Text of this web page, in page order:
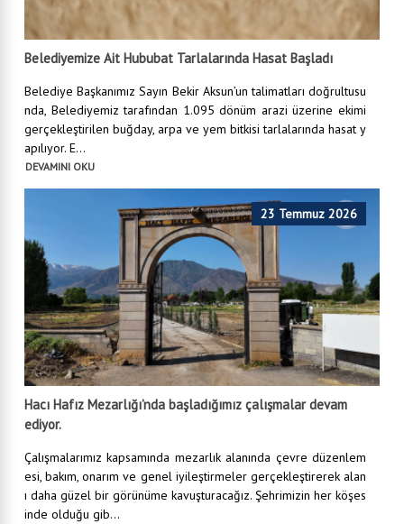
Belediyemize Ait Hububat Tarlalarında Hasat Başladı
Belediye Başkanımız Sayın Bekir Aksun’un talimatları doğrultusu
nda, Belediyemiz tarafından 1.095 dönüm arazi üzerine ekimi
gerçekleştirilen buğday, arpa ve yem bitkisi tarlalarında hasat y
apılıyor. E...
DEVAMINI OKU
23 Temmuz 2026
Hacı Hafız Mezarlığı’nda başladığımız çalışmalar devam
ediyor.
Çalışmalarımız kapsamında mezarlık alanında çevre düzenlem
esi, bakım, onarım ve genel iyileştirmeler gerçekleştirerek alan
ı daha güzel bir görünüme kavuşturacağız. Şehrimizin her köşes
inde olduğu gib...